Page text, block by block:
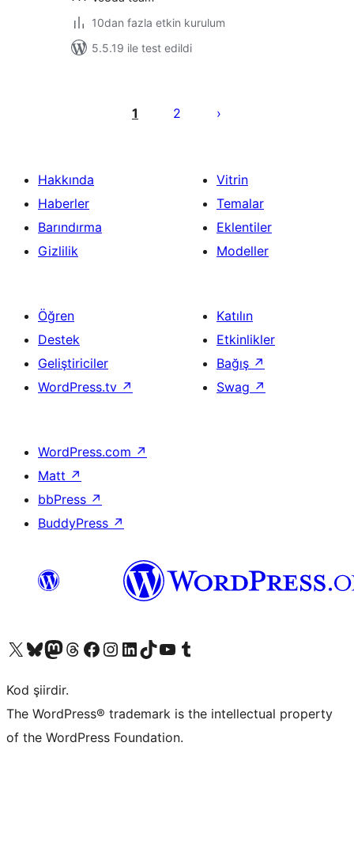
10dan fazla etkin kurulum
5.5.19 ile test edildi
sayfalaması
1 2
Hakkında
Haberler
Barındırma
Gizlilik
Vitrin
Temalar
Eklentiler
Modeller
Öğren
Destek
Geliştiriciler
WordPress.tv ↗
Katılın
Etkinlikler
Bağış ↗
Swag ↗
WordPress.com ↗
Matt ↗
bbPress ↗
BuddyPress ↗
X (eski Twitter) hesabımıza bakın
Bluesky hesabımızı ziyaret edinMastodon hesabımızı ziyaret edinThreads hesabımızı ziyaret edinFacebook sayfamızı ziyaret edinInstagram hesabımızı ziyaret edinLinkedIn hesabımızı ziyaret edinTikTok hesabımızı ziyaret edinYouTube kanalımızı ziyaret edinTumblr hesabımızı ziyaret edin
Kod şiirdir.
The WordPress® trademark is the intellectual property
of the WordPress Foundation.